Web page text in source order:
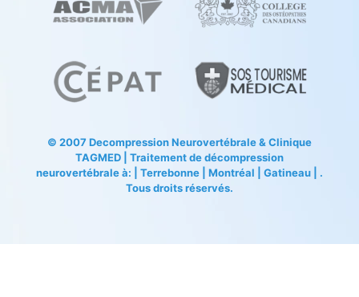
© 2007Decompression Neurovertébrale& Clinique
TAGMED | Traitement de décompression
neurovertébrale à: | Terrebonne | Montréal | Gatineau | .
Tous droits réservés.